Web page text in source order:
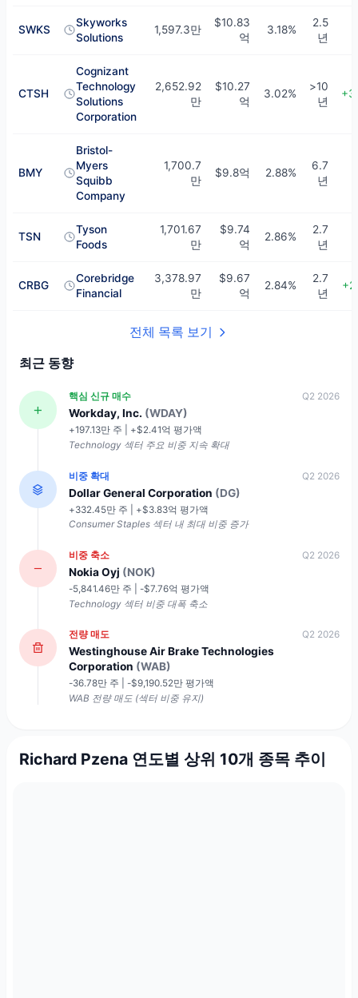
SWKS
Skyworks
Solutions
1,597.3만
$10.83
억
3.18%
2.5
년
CTSH
Cognizant
Technology
Solutions
Corporation
2,652.92
만
$10.27
억
3.02%
>10
년
BMY
Bristol-
Myers
Squibb
Company
1,700.7
만
$9.8억 2.88%
6.7
년
TSN
Tyson
Foods
1,701.67
만
$9.74
억
2.86%
2.7
년
CRBG
Corebridge
Financial
3,378.97
만
$9.67
억
2.84%
2.7
년
전체 목록 보기
최근 동향
핵심 신규 매수
Workday, Inc. (WDAY)
+197.13만 주 | +$2.41억 평가액
Technology 섹터 주요 비중 지속 확대
Q2 2026
비중 확대
Dollar General Corporation (DG)
+332.45만 주 | +$3.83억 평가액
Consumer Staples 섹터 내 최대 비중 증가
Q2 2026
비중 축소
Nokia Oyj (NOK)
-5,841.46만 주 | -$7.76억 평가액
Technology 섹터 비중 대폭 축소
Q2 2026
전량 매도
Westinghouse Air Brake Technologies
Corporation (WAB)
-36.78만 주 | -$9,190.52만 평가액
WAB 전량 매도 (섹터 비중 유지)
Q2 2026
Richard Pzena 연도별 상위 10개 종목 추이